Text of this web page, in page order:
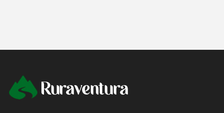
Ruraventura